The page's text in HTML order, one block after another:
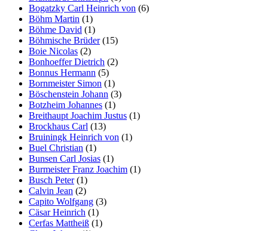
Bogatzky Carl Heinrich von (6)
Böhm Martin (1)
Böhme David (1)
Böhmische Brüder(15)
Boie Nicolas (2)
Bonhoeffer Dietrich (2)
Bonnus Hermann (5)
Bornmeister Simon (1)
Böschenstein Johann (3)
Botzheim Johannes (1)
Breithaupt Joachim Justus (1)
Brockhaus Carl (13)
Bruiningk Heinrich von (1)
Buel Christian (1)
Bunsen Carl Josias (1)
Burmeister Franz Joachim (1)
Busch Peter(1)
Calvin Jean (2)
Capito Wolfgang (3)
Cäsar Heinrich (1)
Cerfas Mattheiß (1)